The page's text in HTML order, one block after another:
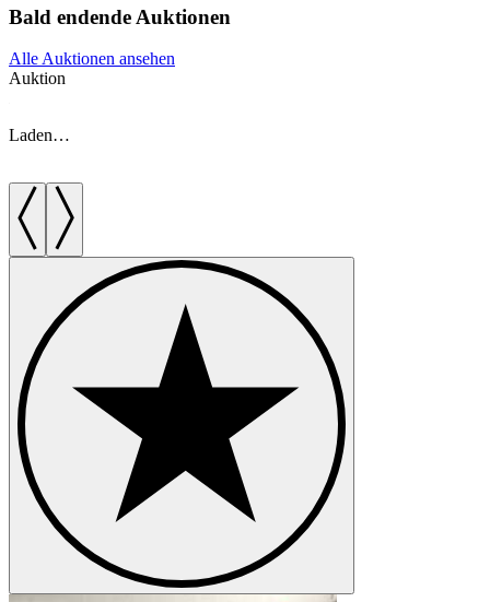
Bald endende Auktionen
Alle Auktionen ansehen
Auktion
Laden…